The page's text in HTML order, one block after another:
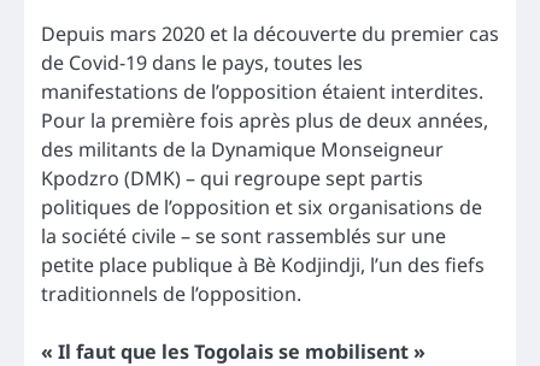
Depuis mars 2020 et la découverte du premier cas
de Covid-19 dans le pays, toutes les
manifestations de l’opposition étaient interdites.
Pour la première fois après plus de deux années,
des militants de la Dynamique Monseigneur
Kpodzro (DMK) – qui regroupe sept partis
politiques de l’opposition et six organisations de
la société civile – se sont rassemblés sur une
petite place publique à Bè Kodjindji, l’un des fiefs
traditionnels de l’opposition.
« Il faut que les Togolais se mobilisent »